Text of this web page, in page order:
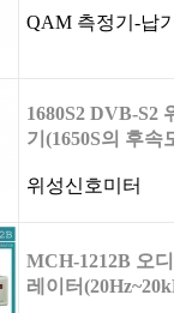
QAM 측정기-납
1680S2 DVB-S2
기(1650S의 후속
위성신호미터
MCH-1212B 오
레이터